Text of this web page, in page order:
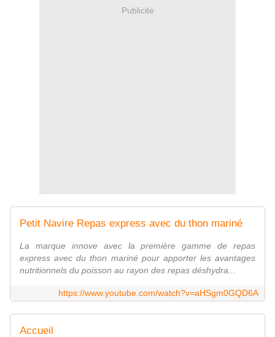
Publicité
Petit Navire Repas express avec du thon mariné
La marque innove avec la première gamme de repas
express avec du thon mariné pour apporter les avantages
nutritionnels du poisson au rayon des repas déshydra...
https://www.youtube.com/watch?v=aHSgm0GQD6A
Accueil